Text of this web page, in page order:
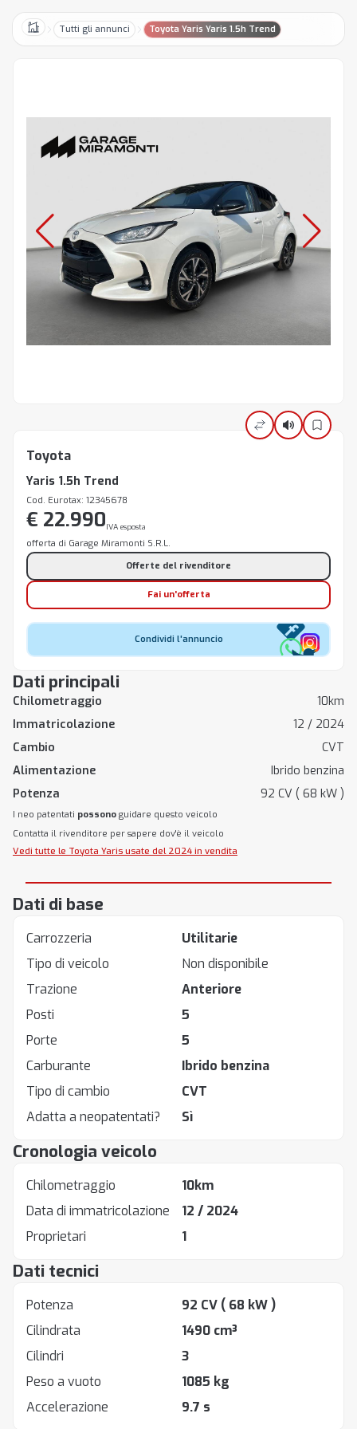
HomeTutti gli annunci Toyota Yaris Yaris 1.5h Trend
Dati principali
Chilometraggio
10km
Immatricolazione
12 / 2024
Cambio
CVT
Alimentazione
Ibrido benzina
Potenza
92 CV ( 68 kW )
I neo patentati possono guidare questo veicolo
Contatta il rivenditore per sapere dov'è il veicolo
Vedi tutte le Toyota Yaris usate del 2024 in vendita
Toyota
Yaris 1.5h Trend
Cod. Eurotax: 12345678
€ 22.990IVA esposta
offerta di Garage Miramonti S.R.L.
Offerte del rivenditore
Fai un'offerta
Condividi l'annuncio
Dati di base
Carrozzeria
Utilitarie
Tipo di veicolo
Non disponibile
Trazione
Anteriore
Posti
5
Porte
5
Carburante
Ibrido benzina
Tipo di cambio
CVT
Adatta a neopatentati?
Sì
Cronologia veicolo
Chilometraggio
10km
Data di immatricolazione
12 / 2024
Proprietari
1
Dati tecnici
Potenza 92 CV ( 68 kW )
Cilindrata
1490 cm³
Cilindri
3
Peso a vuoto
1085 kg
Accelerazione
9.7 s